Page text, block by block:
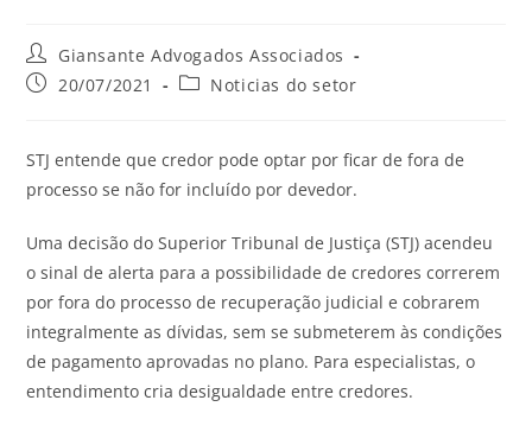
Giansante Advogados Associados
20/07/2021
Noticias do setor
STJ entende que credor pode optar por ficar de fora de
processo se não for incluído por devedor.
Uma decisão do Superior Tribunal de Justiça (STJ) acendeu
o sinal de alerta para a possibilidade de credores correrem
por fora do processo de recuperação judicial e cobrarem
integralmente as dívidas, sem se submeterem às condições
de pagamento aprovadas no plano. Para especialistas, o
entendimento cria desigualdade entre credores.